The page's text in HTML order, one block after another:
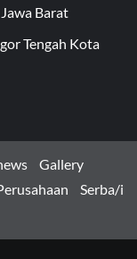
Barat
Tengah Kota
Gallery
Serba/i